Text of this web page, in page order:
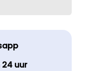
24 uur